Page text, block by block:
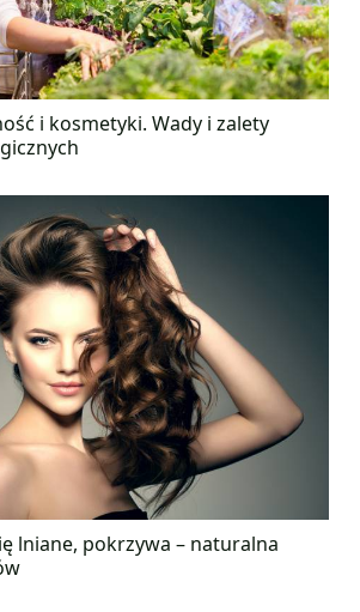
i kosmetyki. Wady i zalety
lniane, pokrzywa – naturalna